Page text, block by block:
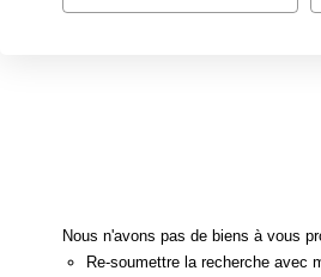
Nous n'avons pas de biens à vous
Re-soumettre la recherche avec